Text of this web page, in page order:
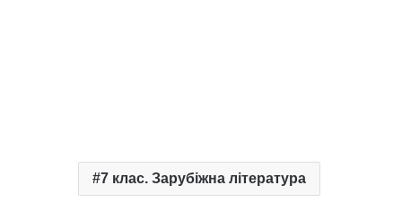
7 клас. Зарубіжна література